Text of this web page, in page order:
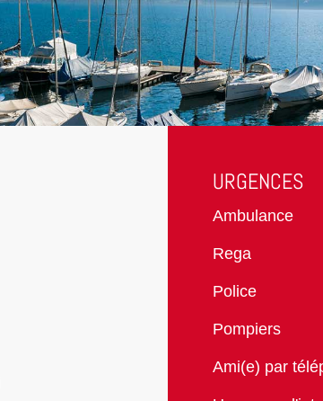
URGENCES
Ambulance
Rega
Police
Pompiers
Ami(e) par